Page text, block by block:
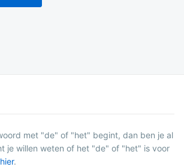
met "de" of "het" begint, dan ben je al
je willen weten of het "de" of "het" is voor
hier.